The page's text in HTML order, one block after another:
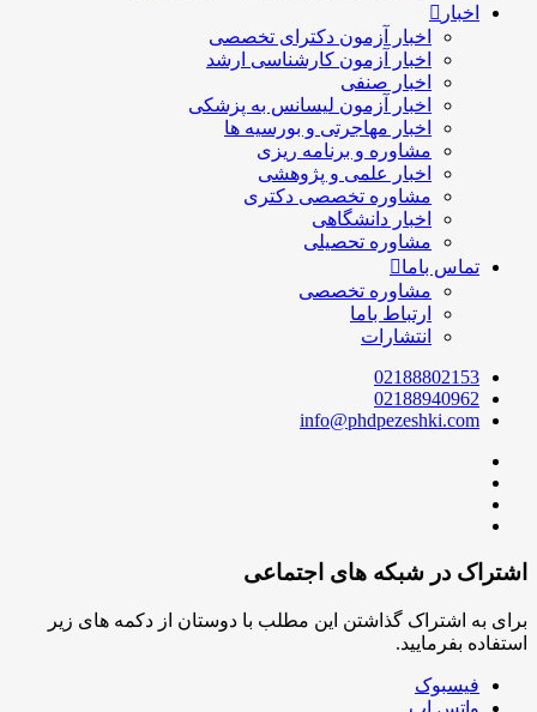
اخبار
اخبار آزمون دکترای تخصصی
اخبار آزمون کارشناسی ارشد
اخبار صنفی
اخبار آزمون لیسانس به پزشکی
اخبار مهاجرتی و بورسیه ها
مشاوره و برنامه ریزی
اخبار علمی و پژوهشی
مشاوره تخصصی دکتری
اخبار دانشگاهی
مشاوره تحصیلی
تماس باما
مشاوره تخصصی
ارتباط باما
انتشارات
02188802153
02188940962
info@phdpezeshki.com
اشتراک در شبکه های اجتماعی
برای به اشتراک گذاشتن این مطلب با دوستان از دکمه های زیر
استفاده بفرمایید.
فیسبوک
واتس اپ